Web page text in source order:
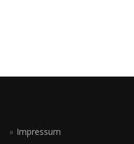
Impressum